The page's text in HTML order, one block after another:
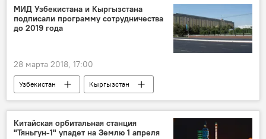
пожар
МИД Узбекистана и Кыргызстана
подписали программу сотрудничества
до 2019 года
28 марта 2018, 17:00
Узбекистан
Кыргызстан
Абдулазиз Камилов
МИД Узбекистана
Политика
Китайская орбитальная станция
"Тяньгун-1" упадет на Землю 1 апреля